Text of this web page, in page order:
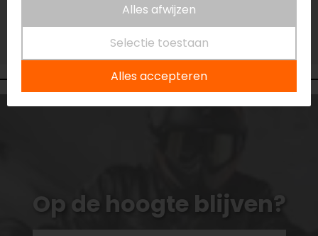
Vestiging Vianen
Op de hoogte blijven?
Alles afwijzen
Selectie toestaan
Alles accepteren